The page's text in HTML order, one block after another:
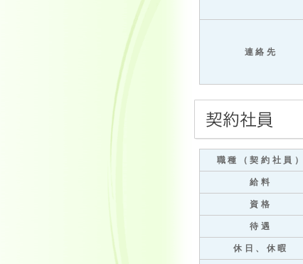
連絡先
職種（契約社員）
給料
資格
待遇
休日、休暇